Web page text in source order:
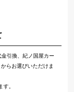
引換、紀ノ国屋カー
らお選びいただけま
。